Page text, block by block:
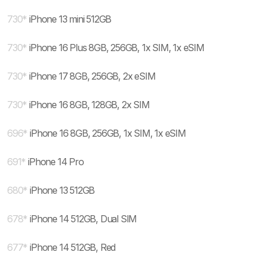
730* iPhone 13 mini 512GB
730* iPhone 16 Plus 8GB, 256GB, 1x SIM, 1x eSIM
730* iPhone 17 8GB, 256GB, 2x eSIM
730* iPhone 16 8GB, 128GB, 2x SIM
696* iPhone 16 8GB, 256GB, 1x SIM, 1x eSIM
691* iPhone 14 Pro
680* iPhone 13 512GB
678* iPhone 14 512GB, Dual SIM
677* iPhone 14 512GB, Red